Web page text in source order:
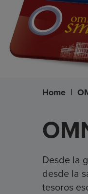
Home |
Desde la
desde la
tesoros